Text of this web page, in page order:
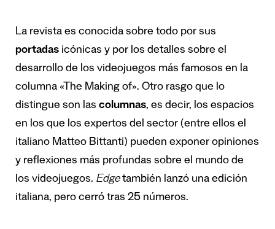
La revista es conocida sobre todo por sus
portadas icónicas y por los detalles sobre el
desarrollo de los videojuegos más famosos en la
columna «The Making of». Otro rasgo que lo
distingue son las columnas, es decir, los espacios
en los que los expertos del sector (entre ellos el
italiano Matteo Bittanti) pueden exponer opiniones
y reflexiones más profundas sobre el mundo de
los videojuegos. Edgetambién lanzó una edición
italiana, pero cerró tras 25 números.